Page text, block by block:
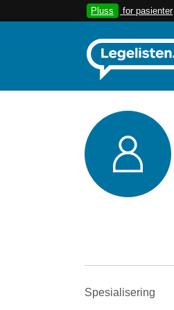
Pluss for pasienter
Spesialisering